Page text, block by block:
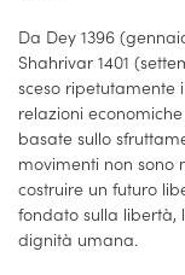
Da Dey 1396
Shahrivar 1401
sceso ripetutamente
relazioni
basate sullo
movimenti non sono
costruire un futuro
fondato sulla libertà,
dignità umana.